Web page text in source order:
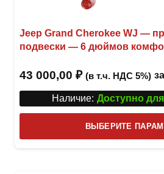
Jeep Grand Cherokee WJ —
подвески — 6 дюймов
43 000,00 ₽ (в т.ч. НДС 5%) за
Наличие: Доступно
ВЫБЕРИТЕ